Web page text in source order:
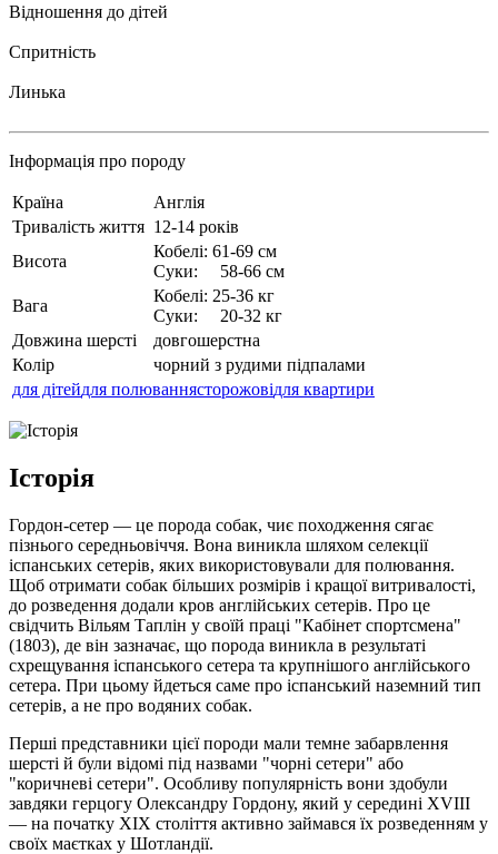
Відношення до дітей
Спритність
Линька
Інформація про породу
Країна
Англія
Тривалість життя 12-14 років
Висота
Кобелі: 61-69 см
Суки: 58-66 см
Вага
Кобелі: 25-36 кг
Суки: 20-32 кг
Довжина шерсті
довгошерстна
Колір
чорний з рудими підпалами
для дітейдля полюваннясторожовідля квартири
Історія
Гордон-сетер — це порода собак, чиє походження сягає
пізнього середньовіччя. Вона виникла шляхом селекції
іспанських сетерів, яких використовували для полювання.
Щоб отримати собак більших розмірів і кращої витривалості,
до розведення додали кров англійських сетерів. Про це
свідчить Вільям Таплін у своїй праці "Кабінет спортсмена"
(1803), де він зазначає, що порода виникла в результаті
схрещування іспанського сетера та крупнішого англійського
сетера. При цьому йдеться саме про іспанський наземний тип
сетерів, а не про водяних собак.
Перші представники цієї породи мали темне забарвлення
шерсті й були відомі під назвами "чорні сетери" або
"коричневі сетери". Особливу популярність вони здобули
завдяки герцогу Олександру Гордону, який у середині XVIII
— на початку XIX століття активно займався їх розведенням у
своїх маєтках у Шотландії.